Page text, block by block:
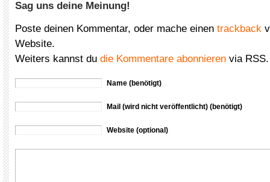
Sag uns deine Meinung!
Poste deinen Kommentar, oder mache einen trackback
Website.
Weiters kannst du die Kommentare abonnieren via RSS.
Name (benötigt)
Mail (wird nicht veröffentlicht) (benötigt)
Website (optional)